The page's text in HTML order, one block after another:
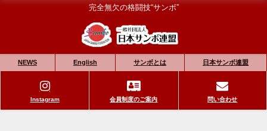
完全無欠の格闘技“サンボ”
NEWS English サンボとは 日本サンボ連盟
Instagram 会員制度のご案内 問い合わせ